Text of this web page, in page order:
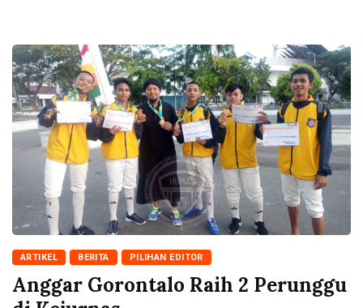
ARTIKEL BERITA PILIHAN EDITOR
Anggar Gorontalo Raih 2 Perunggu